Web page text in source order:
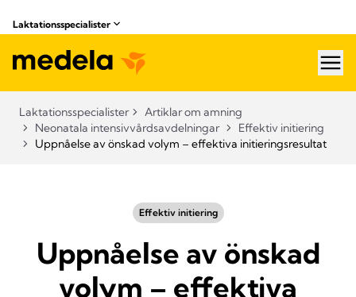
Laktationsspecialister
Laktationsspecialister
Artiklar om amning
Neonatala intensivvårdsavdelningar
Effektiv initiering
Uppnåelse av önskad volym – effektiva initieringsresultat
Effektiv initiering
Uppnåelse av önskad
volym – effektiva